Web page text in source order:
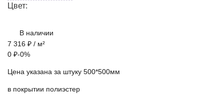
Цвет:
В наличии
7 316 ₽ / м²
0 ₽-0%
Цена указана за штуку 500*500мм
в покрытии полиэстер